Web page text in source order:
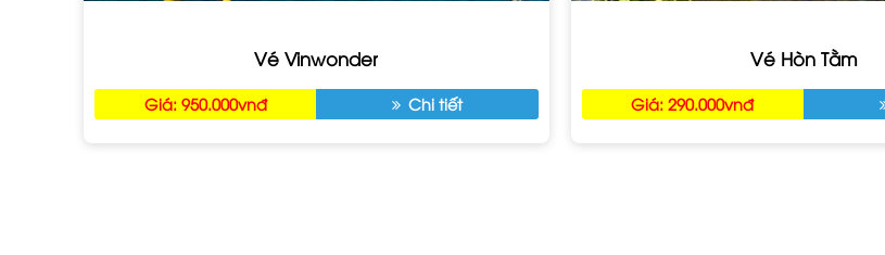
Vé Vinwonder
Giá: 950.000vnđ Chi tiết
Vé Hòn Tằm
Giá: 290.000vnđ